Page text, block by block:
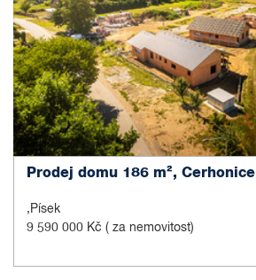
Prodej domu 186 m², Cerhonice
,Písek
9 590 000 Kč ( za nemovitost)